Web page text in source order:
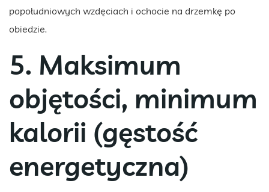
popołudniowych wzdęciach i ochocie na drzemkę po
obiedzie.
5. Maksimum
objętości, minimum
kalorii (gęstość
energetyczna)